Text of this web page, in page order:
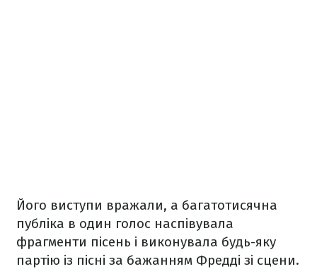
Його виступи вражали, а багатотисячна
публіка в один голос наспівувала
фрагменти пісень і виконувала будь-яку
партію із пісні за бажанням Фредді зі сцени.